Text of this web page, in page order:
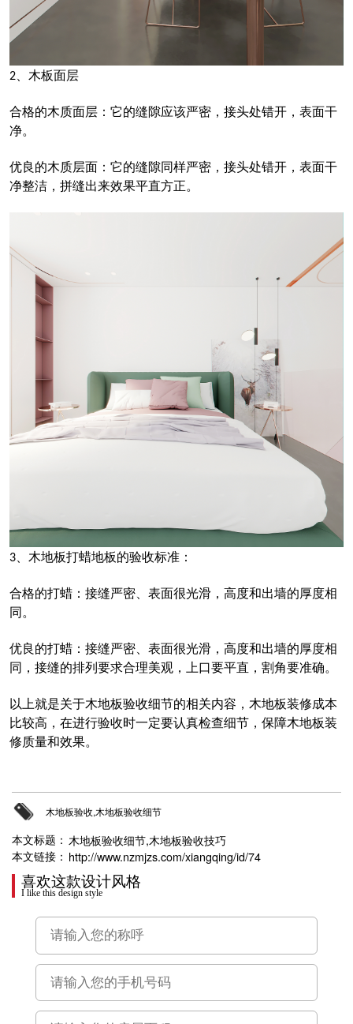
2、木板面层
合格的木质面层：它的缝隙应该严密，接头处错开，表面干
净。
优良的木质层面：它的缝隙同样严密，接头处错开，表面干
净整洁，拼缝出来效果平直方正。
3、木地板打蜡地板的验收标准：
合格的打蜡：接缝严密、表面很光滑，高度和出墙的厚度相
同。
优良的打蜡：接缝严密、表面很光滑，高度和出墙的厚度相
同，接缝的排列要求合理美观，上口要平直，割角要准确。
以上就是关于木地板验收细节的相关内容，木地板装修成本
比较高，在进行验收时一定要认真检查细节，保障木地板装
修质量和效果。
木地板验收,木地板验收细节
本文标题： 木地板验收细节,木地板验收技巧
本文链接： http://www.nzmjzs.com/xiangqing/id/74
喜欢这款设计风格
I like this design style